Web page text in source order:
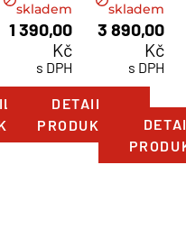
skladem
1 390,00
Kč
s DPH
skladem
3 890,00
Kč
s DPH
DETAIL
PRODUKTU